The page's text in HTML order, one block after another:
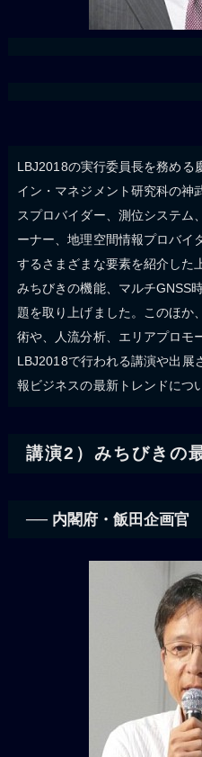
LBJ2018の実行委員長を務める
イン・マネジメント研究科の神
スプロバイダー、測位システム
ーナー、地理空間情報プロバイ
するさまざまな要素を紹介した
みちびきの機能、マルチGNSS
題を取り上げました。このほか
術や、人流分析、エリアプロモ
LBJ2018で行われる講演や出展
報ビジネスの最新トレンドにつ
講演2）みちびきの
── 内閣府・飯田企画官